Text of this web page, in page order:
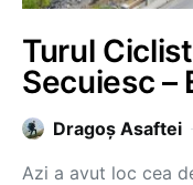
Turul
Secuiesc –
Dragoş Asaftei
Azi a avut loc cea